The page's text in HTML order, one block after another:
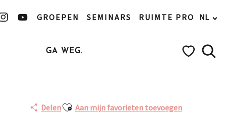
GROEPEN SEMINARS RUIMTE PRO NL
GA WEG.
DelenAjouter aux favoris
Aan mijn favorieten toevoegen